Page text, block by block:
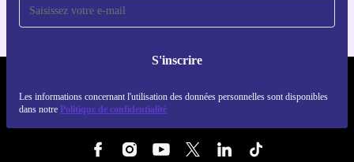
S'inscrire
Les informations concernant l'utilisation des données personnelles sont disponibles
dans notre Politique de confidentialité